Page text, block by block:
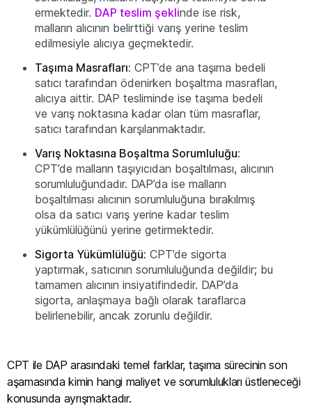
ermektedir. DAP teslim şeklinde ise risk,
malların alıcının belirttiği varış yerine teslim
edilmesiyle alıcıya geçmektedir.
Taşıma Masrafları: CPT’de ana taşıma bedeli
satıcı tarafından ödenirken boşaltma masrafları,
alıcıya aittir. DAP tesliminde ise taşıma bedeli
ve varış noktasına kadar olan tüm masraflar,
satıcı tarafından karşılanmaktadır.
Varış Noktasına Boşaltma Sorumluluğu:
CPT’de malların taşıyıcıdan boşaltılması, alıcının
sorumluluğundadır. DAP’da ise malların
boşaltılması alıcının sorumluluğuna bırakılmış
olsa da satıcı varış yerine kadar teslim
yükümlülüğünü yerine getirmektedir.
Sigorta Yükümlülüğü: CPT’de sigorta
yaptırmak, satıcının sorumluluğunda değildir; bu
tamamen alıcının insiyatifindedir. DAP’da
sigorta, anlaşmaya bağlı olarak taraflarca
belirlenebilir, ancak zorunlu değildir.
CPT ile DAP arasındaki temel farklar, taşıma sürecinin son
aşamasında kimin hangi maliyet ve sorumlulukları üstleneceği
konusunda ayrışmaktadır.